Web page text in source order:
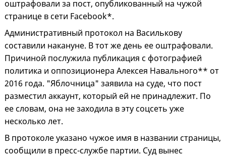
оштрафовали за пост, опубликованный на чужой
странице в сети Facebook*.
Административный протокол на Василькову
составили накануне. В тот же день ее оштрафовали.
Причиной послужила публикация с фотографией
политика и оппозиционера Алексея Навального** от
2016 года. "Яблочница" заявила на суде, что пост
разместил аккаунт, который ей не принадлежит. По
ее словам, она не заходила в эту соцсеть уже
несколько лет.
В протоколе указано чужое имя в названии страницы,
сообщили в пресс-службе партии. Суд вынес